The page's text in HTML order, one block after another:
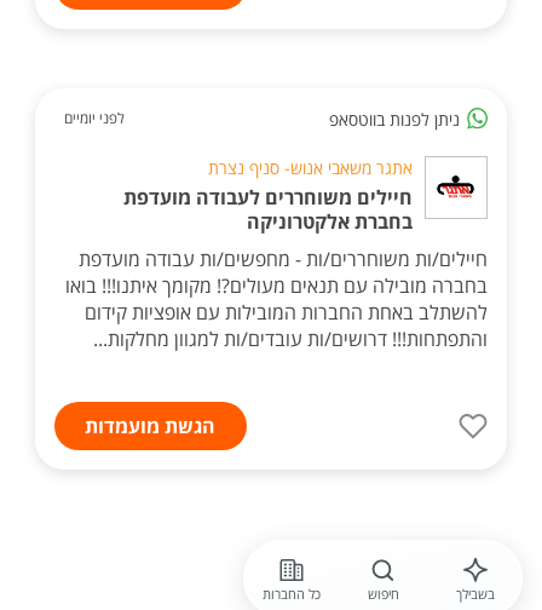
ניתן לפנות בווטסאפ לפני יומיים
אתגר משאבי אנוש- סניף נצרת
חיילים משוחררים לעבודה מועדפת
בחברת אלקטרוניקה
חיילים/ות משוחררים/ות - מחפשים/ות עבודה מועדפת
בחברה מובילה עם תנאים מעולים?! מקומך איתנו!!! בואו
להשתלב באחת החברות המובילות עם אופציות קידום
והתפתחות!!! דרושים/ות עובדים/ות למגוון מחלקות...
הגשת מועמדות
בשבילך חיפוש כל החברות